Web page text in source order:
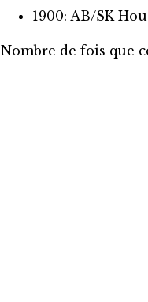
1900: AB/SK
Nombre de fois que